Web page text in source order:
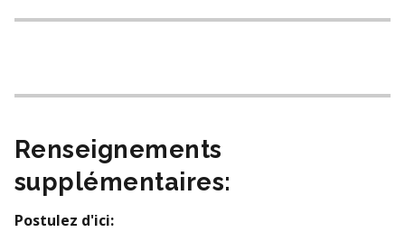
Renseignements
supplémentaires:
Postulez d'ici: